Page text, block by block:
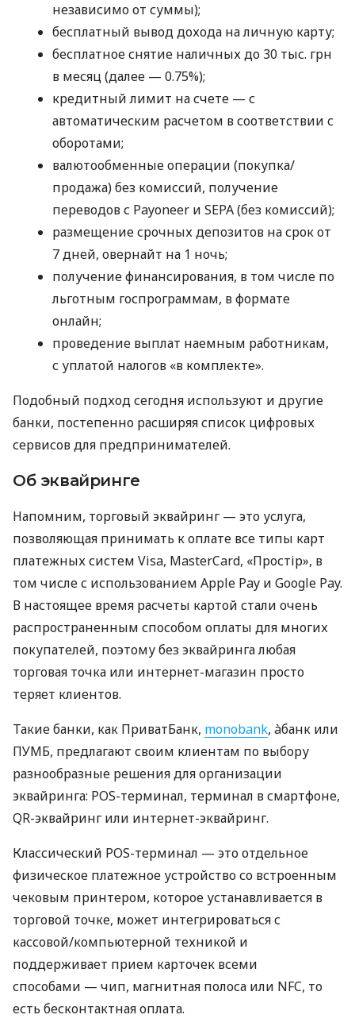
независимо от суммы);
бесплатный вывод дохода на личную карту;
бесплатное снятие наличных до 30 тыс. грн
в месяц (далее — 0.75%);
кредитный лимит на счете — с
автоматическим расчетом в соответствии с
оборотами;
валютообменные операции (покупка/
продажа) без комиссий, получение
переводов с Payoneer и SEPA (без комиссий);
размещение срочных депозитов на срок от
7 дней, овернайт на 1 ночь;
получение финансирования, в том числе по
льготным госпрограммам, в формате
онлайн;
проведение выплат наемным работникам,
с уплатой налогов «в комплекте».
Подобный подход сегодня используют и другие
банки, постепенно расширяя список цифровых
сервисов для предпринимателей.
Об эквайринге
Напомним, торговый эквайринг — это услуга,
позволяющая принимать к оплате все типы карт
платежных систем Visa, MasterCard, «Простір», в
том числе с использованием Apple Pay и Google Pay.
В настоящее время расчеты картой стали очень
распространенным способом оплаты для многих
покупателей, поэтому без эквайринга любая
торговая точка или интернет-магазин просто
теряет клиентов.
Такие банки, как ПриватБанк, monobank, àбанк или
ПУМБ, предлагают своим клиентам по выбору
разнообразные решения для организации
эквайринга: POS-терминал, терминал в смартфоне,
QR-эквайринг или интернет-эквайринг.
Классический POS-терминал — это отдельное
физическое платежное устройство со встроенным
чековым принтером, которое устанавливается в
торговой точке, может интегрироваться с
кассовой/компьютерной техникой и
поддерживает прием карточек всеми
способами — чип, магнитная полоса или NFC, то
есть бесконтактная оплата.